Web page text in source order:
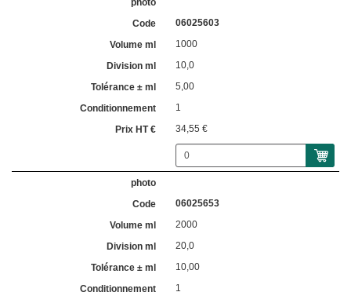
06025603
1000
10,0
5,00
1
34,55 €
06025653
2000
20,0
10,00
1